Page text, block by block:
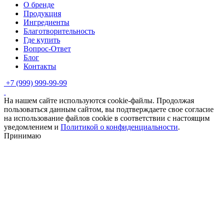
О бренде
Продукция
Ингредиенты
Благотворительность
Где купить
Вопрос-Ответ
Блог
Контакты
+7 (999) 999-99-99
На нашем сайте используются cookie-файлы. Продолжая
пользоваться данным сайтом, вы подтверждаете свое согласие
на использование файлов cookie в соответствии с настоящим
уведомлением и Политикой о конфиденциальности.
Принимаю